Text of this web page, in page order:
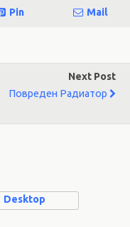
Pin Mail
Next Post
Повреден Радиатор
Desktop